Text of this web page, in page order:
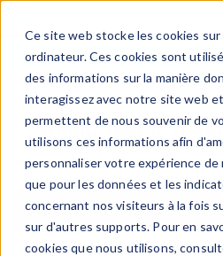
Ce site web stocke les cookies
ordinateur. Ces cookies sont
des informations sur la manière
interagissez avec notre site web
permettent de nous souvenir de
utilisons ces informations afin
personnaliser votre expérience de
que pour les données et les
concernant nos visiteurs à la fois
sur d'autres supports. Pour en
cookies que nous utilisons,
Bibliothèque
RECHERCHE RAPIDE